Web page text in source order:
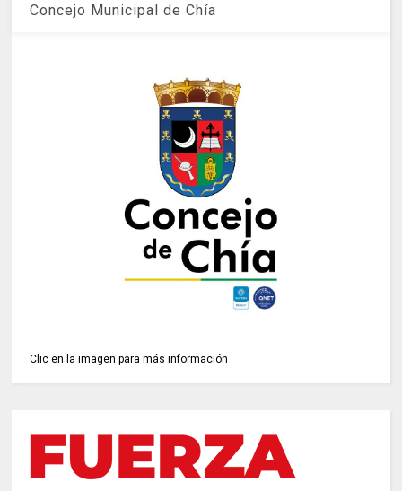
Concejo Municipal de Chía
Clic en la imagen para más información